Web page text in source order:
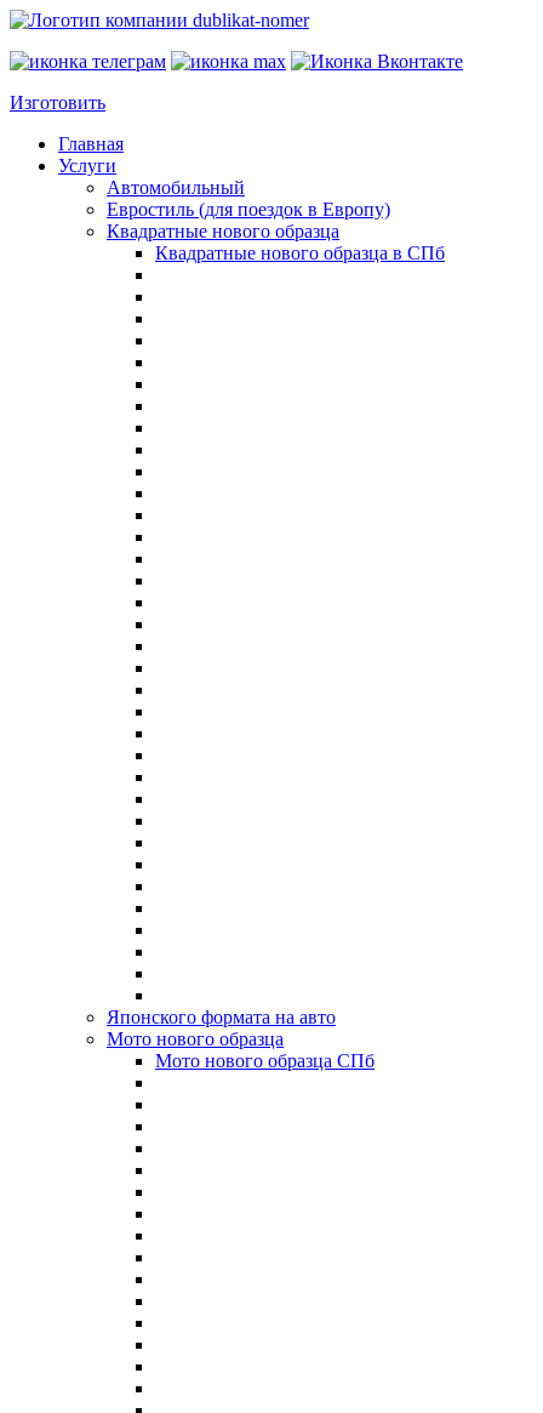
Изготовить
Главная
Услуги
Автомобильный
Евростиль (для поездок в Европу)
Квадратные нового образца
Квадратные нового образца в СПб
Японского формата на авто
Мото нового образца
Мото нового образца СПб